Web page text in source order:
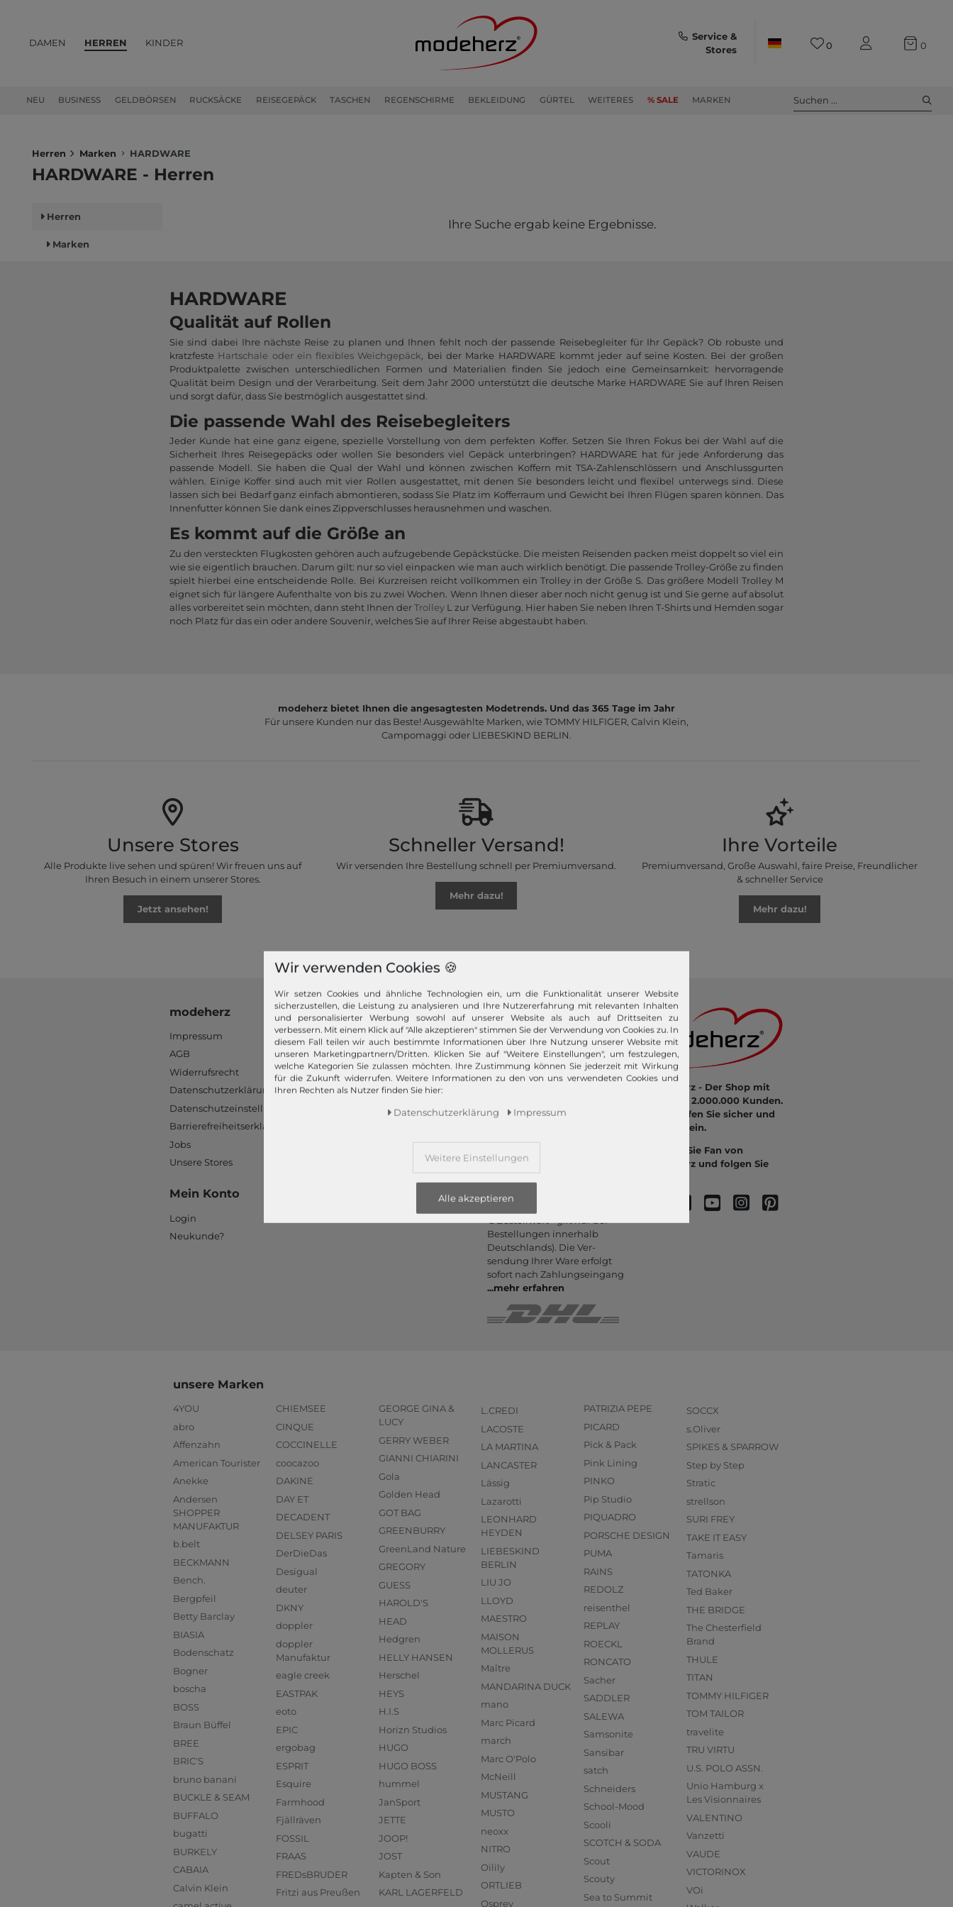
DAMEN HERREN
NEU BUSINESS GELDBÖRSEN RUCKSÄCKE REISEGEPÄCK TASCHEN REGENSCHIRME BEKLEIDUNG GÜRTEL WEITERES % SALE MARKEN
KINDER
Service &
Stores
0 0
Suchen ...
Herren Marken HARDWARE
HARDWARE - Herren
Herren
Marken
Ihre Suche ergab keine Ergebnisse.
HARDWARE
Qualität auf Rollen
Sie sind dabei Ihre nächste Reise zu planen und Ihnen fehlt noch der passende Reisebegleiter für Ihr Gepäck? Ob robuste und
kratzfeste Hartschale oder ein flexibles Weichgepäck , bei der Marke HARDWARE kommt jeder auf seine Kosten. Bei der großen
Produktpalette zwischen unterschiedlichen Formen und Materialien finden Sie jedoch eine Gemeinsamkeit: hervorragende
Qualität beim Design und der Verarbeitung. Seit dem Jahr 2000 unterstützt die deutsche Marke HARDWARE Sie auf Ihren Reisen
und sorgt dafür, dass Sie bestmöglich ausgestattet sind.
Die passende Wahl des Reisebegleiters
Jeder Kunde hat eine ganz eigene, spezielle Vorstellung von dem perfekten Koffer. Setzen Sie Ihren Fokus bei der Wahl auf die
Sicherheit Ihres Reisegepäcks oder wollen Sie besonders viel Gepäck unterbringen? HARDWARE hat für jede Anforderung das
passende Modell. Sie haben die Qual der Wahl und können zwischen Koffern mit TSA-Zahlenschlössern und Anschlussgurten
wählen. Einige Koffer sind auch mit vier Rollen ausgestattet, mit denen Sie besonders leicht und flexibel unterwegs sind. Diese
lassen sich bei Bedarf ganz einfach abmontieren, sodass Sie Platz im Kofferraum und Gewicht bei Ihren Flügen sparen können. Das
Innenfutter können Sie dank eines Zippverschlusses herausnehmen und waschen.
Es kommt auf die Größe an
Zu den versteckten Flugkosten gehören auch aufzugebende Gepäckstücke. Die meisten Reisenden packen meist doppelt so viel ein
wie sie eigentlich brauchen. Darum gilt: nur so viel einpacken wie man auch wirklich benötigt. Die passende Trolley-Größe zu finden
spielt hierbei eine entscheidende Rolle. Bei Kurzreisen reicht vollkommen ein Trolley in der Größe S. Das größere Modell Trolley M
eignet sich für längere Aufenthalte von bis zu zwei Wochen. Wenn Ihnen dieser aber noch nicht genug ist und Sie gerne auf absolut
alles vorbereitet sein möchten, dann steht Ihnen derTrolley L zur Verfügung. Hier haben Sie neben Ihren T-Shirts und Hemden sogar
noch Platz für das ein oder andere Souvenir, welches Sie auf Ihrer Reise abgestaubt haben.
modeherz bietet Ihnen die angesagtesten Modetrends. Und das 365 Tage im Jahr
Für unsere Kunden nur das Beste! Ausgewählte Marken, wie TOMMY HILFIGER, Calvin Klein,
Campomaggi oder LIEBESKIND BERLIN.
Unsere Stores
Alle Produkte live sehen und spüren! Wir freuen uns auf
Ihren Besuch in einem unserer Stores.
Jetzt ansehen!
Schneller Versand!
Wir versenden Ihre Bestellung schnell per Premiumversand.
Mehr dazu!
Ihre Vorteile
Premiumversand, Große Auswahl, faire Preise, Freundlicher
& schneller Service
Mehr dazu!
modeherz
Impressum
AGB
Widerrufsrecht
Datenschutzerklärung
Datenschutzeinstellungen
Barrierefreiheitserklärung
Jobs
Unsere Stores
Mein Konto
Login
Neukunde?
Informationen
Kontakt
Rücksendung
Rückrufservice
Hilfe & FAQ
Zahlung und Versand
Zahlungsarten
PayPal, Kauf auf Rechnung,
Amazon Pay, Vor­kasse,
Kredit­karte, Apple Pay,
Google Pay... mehr erfahren
Wir versenden schnell, sicher
€ Bestell­wert - gilt nur bei
Bestel­lungen inner­halb
Deutsch­lands). Die Ver­
sendung Ihrer Ware er­folgt
sofort nach Zahlungs­eingang
...mehr erfahren
modeherz - Der Shop mit
mehr als 2.000.000 Kunden.
Hier kaufen Sie sicher und
bequem ein.
Werden Sie Fan von
modeherz und folgen Sie
unsere Marken
4YOU
abro
Affenzahn
American Tourister
Anekke
Andersen
SHOPPER
MANUFAKTUR
b.belt
BECKMANN
Bench.
Bergpfeil
Betty Barclay
BIASIA
Bodenschatz
Bogner
boscha
BOSS
Braun Büffel
BREE
BRIC'S
bruno banani
BUCKLE & SEAM
BUFFALO
bugatti
BURKELY
CABAIA
Calvin Klein
CHIEMSEE
CINQUE
COCCINELLE
coocazoo
DAKINE
DAY ET
DECADENT
DELSEY PARIS
DerDieDas
Desigual
deuter
DKNY
doppler
doppler
Manufaktur
eagle creek
EASTPAK
eoto
EPIC
ergobag
ESPRIT
Esquire
Farmhood
Fjällräven
FOSSIL
FRAAS
FREDsBRUDER
Fritzi aus Preußen
GEORGE GINA &
LUCY
GERRY WEBER
GIANNI CHIARINI
Gola
Golden Head
GOT BAG
GREENBURRY
GreenLand Nature
GREGORY
GUESS
HAROLD'S
HEAD
Hedgren
HELLY HANSEN
Herschel
HEYS
H.I.S
Horizn Studios
HUGO
HUGO BOSS
hummel
JanSport
JETTE
JOOP!
JOST
Kapten & Son
KARL LAGERFELD
L.CREDI
LACOSTE
LA MARTINA
LANCASTER
Lässig
Lazarotti
LEONHARD
HEYDEN
LIEBESKIND
BERLIN
LIU JO
LLOYD
MAESTRO
MAISON
MOLLERUS
Maître
MANDARINA DUCK
mano
Marc Picard
march
Marc O'Polo
McNeill
MUSTANG
MUSTO
neoxx
NITRO
Oilily
ORTLIEB
Osprey
PATRIZIA PEPE
PICARD
Pick & Pack
Pink Lining
PINKO
Pip Studio
PIQUADRO
PORSCHE DESIGN
PUMA
RAINS
REDOLZ
reisenthel
REPLAY
ROECKL
RONCATO
Sacher
SADDLER
SALEWA
Samsonite
Sansibar
satch
Schneiders
School-Mood
Scooli
SCOTCH & SODA
Scout
Scouty
Sea to Summit
SOCCX
s.Oliver
SPIKES & SPARROW
Step by Step
Stratic
strellson
SURI FREY
TAKE IT EASY
Tamaris
TATONKA
Ted Baker
THE BRIDGE
The Chesterfield
Brand
THULE
TITAN
TOMMY HILFIGER
TOM TAILOR
travelite
TRU VIRTU
U.S. POLO ASSN.
Unio Hamburg x
Les Visionnaires
VALENTINO
Vanzetti
VAUDE
VICTORINOX
VOi
Wir verwenden Cookies 🍪
Wir setzen Cookies und ähnliche Technologien ein, um die Funktionalität unserer Website
sicherzustellen, die Leistung zu analysieren und Ihre Nutzererfahrung mit relevanten Inhalten
und personalisierter Werbung sowohl auf unserer Website als auch auf Drittseiten zu
verbessern. Mit einem Klick auf "Alle akzeptieren" stimmen Sie der Verwendung von Cookies zu. In
diesem Fall teilen wir auch bestimmte Informationen über Ihre Nutzung unserer Website mit
unseren Marketingpartnern/Dritten. Klicken Sie auf "Weitere Einstellungen", um festzulegen,
welche Kategorien Sie zulassen möchten. Ihre Zustimmung können Sie jederzeit mit Wirkung
für die Zukunft widerrufen. Weitere Informationen zu den von uns verwendeten Cookies und
Ihren Rechten als Nutzer finden Sie hier:
Daten­schutz­erklärung Impressum
Weitere Einstellungen
Alle akzeptieren